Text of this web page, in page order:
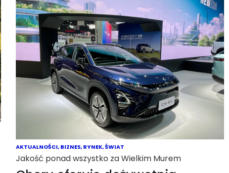
AKTUALNOŚCI,BIZNES,RYNEK,ŚWIAT
Jakość ponad wszystko za Wielkim Murem